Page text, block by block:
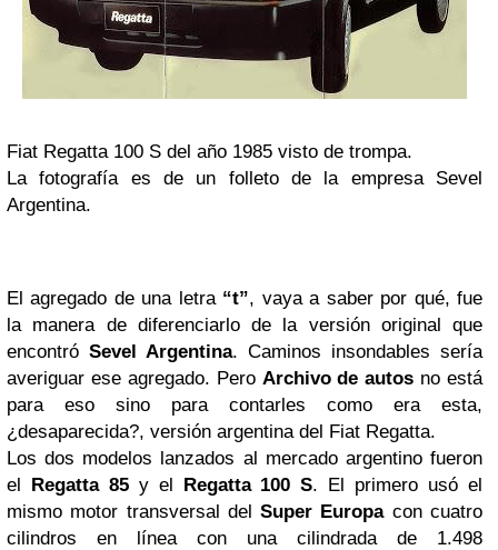
Fiat Regatta 100 S del año 1985 visto de trompa.
La fotografía es de un folleto de la empresa Sevel
Argentina.
El agregado de una letra “t”, vaya a saber por qué, fue
la manera de diferenciarlo de la versión original que
encontró Sevel Argentina. Caminos insondables sería
averiguar ese agregado. Pero Archivo de autos no está
para eso sino para contarles como era esta,
¿desaparecida?, versión argentina del Fiat Regatta.
Los dos modelos lanzados al mercado argentino fueron
el Regatta 85y el Regatta 100 S. El primero usó el
mismo motor transversal delSuper Europacon cuatro
cilindros en línea con una cilindrada de 1.498